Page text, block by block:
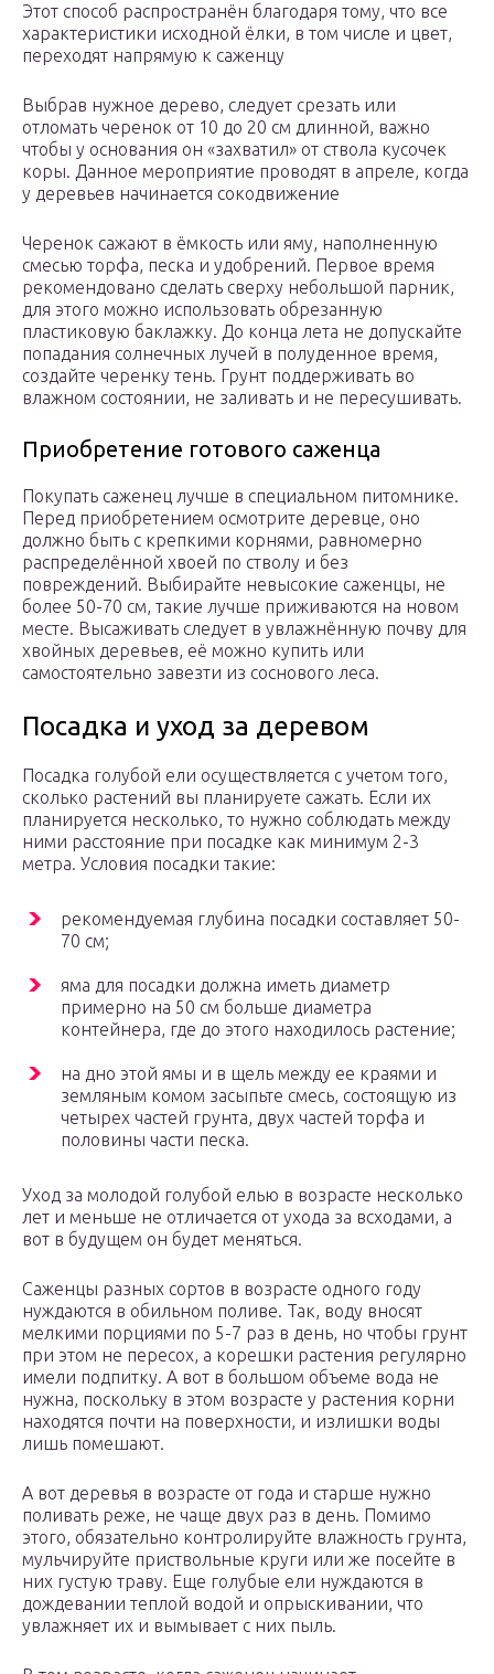
Этот способ распространён благодаря тому, что все
характеристики исходной ёлки, в том числе и цвет,
переходят напрямую к саженцу
Выбрав нужное дерево, следует срезать или
отломать черенок от 10 до 20 см длинной, важно
чтобы у основания он «захватил» от ствола кусочек
коры. Данное мероприятие проводят в апреле, когда
у деревьев начинается сокодвижение
Черенок сажают в ёмкость или яму, наполненную
смесью торфа, песка и удобрений. Первое время
рекомендовано сделать сверху небольшой парник,
для этого можно использовать обрезанную
пластиковую баклажку. До конца лета не допускайте
попадания солнечных лучей в полуденное время,
создайте черенку тень. Грунт поддерживать во
влажном состоянии, не заливать и не пересушивать.
Приобретение готового саженца
Покупать саженец лучше в специальном питомнике.
Перед приобретением осмотрите деревце, оно
должно быть с крепкими корнями, равномерно
распределённой хвоей по стволу и без
повреждений. Выбирайте невысокие саженцы, не
более 50-70 см, такие лучше приживаются на новом
месте. Высаживать следует в увлажнённую почву для
хвойных деревьев, её можно купить или
самостоятельно завезти из соснового леса.
Посадка и уход за деревом
Посадка голубой ели осуществляется с учетом того,
сколько растений вы планируете сажать. Если их
планируется несколько, то нужно соблюдать между
ними расстояние при посадке как минимум 2-3
метра. Условия посадки такие:
рекомендуемая глубина посадки составляет 50-
70 см;
яма для посадки должна иметь диаметр
примерно на 50 см больше диаметра
контейнера, где до этого находилось растение;
на дно этой ямы и в щель между ее краями и
земляным комом засыпьте смесь, состоящую из
четырех частей грунта, двух частей торфа и
половины части песка.
Уход за молодой голубой елью в возрасте несколько
лет и меньше не отличается от ухода за всходами, а
вот в будущем он будет меняться.
Саженцы разных сортов в возрасте одного году
нуждаются в обильном поливе. Так, воду вносят
мелкими порциями по 5-7 раз в день, но чтобы грунт
при этом не пересох, а корешки растения регулярно
имели подпитку. А вот в большом объеме вода не
нужна, поскольку в этом возрасте у растения корни
находятся почти на поверхности, и излишки воды
лишь помешают.
А вот деревья в возрасте от года и старше нужно
поливать реже, не чаще двух раз в день. Помимо
этого, обязательно контролируйте влажность грунта,
мульчируйте приствольные круги или же посейте в
них густую траву. Еще голубые ели нуждаются в
дождевании теплой водой и опрыскивании, что
увлажняет их и вымывает с них пыль.